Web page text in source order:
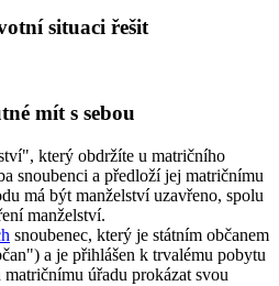
situaci řešit
mít s sebou
který obdržíte u matričního
snoubenci a předloží jej matričnímu
má být manželství uzavřeno, spolu
manželství.
snoubenec, který je státním občanem
a je přihlášen k trvalému pobytu
úřadu prokázat svou